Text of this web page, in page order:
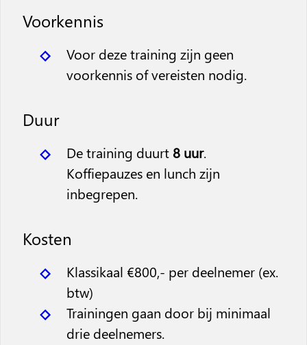
Voorkennis
Voor deze training zijn geen
voorkennis of vereisten nodig.
Duur
De training duurt 8 uur.
Koffiepauzes en lunch zijn
inbegrepen.
Kosten
Klassikaal €800,- per deelnemer (ex.
btw)
Trainingen gaan door bij minimaal
drie deelnemers.